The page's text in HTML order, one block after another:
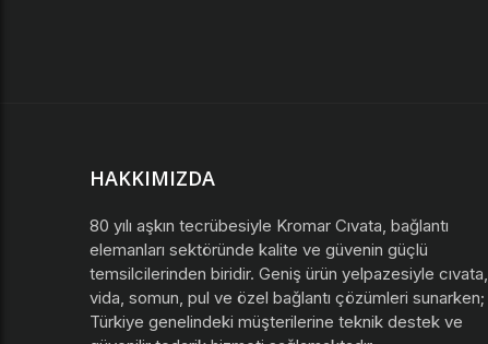
HAKKIMIZDA
80 yılı aşkın tecrübesiyle Kromar Cıvata, bağlantı
elemanları sektöründe kalite ve güvenin güçlü
temsilcilerinden biridir. Geniş ürün yelpazesiyle cıvata,
vida, somun, pul ve özel bağlantı çözümleri sunarken;
Türkiye genelindeki müşterilerine teknik destek ve